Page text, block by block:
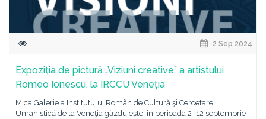
2 Sep 2024
Expoziţia de pictură „Viziuni creative” a artistului
Romeo Ionescu, la IRCCU Veneția
Mica Galerie a Institutului Român de Cultură şi Cercetare
Umanistică de la Veneţia găzduiește, în perioada 2–12 septembrie